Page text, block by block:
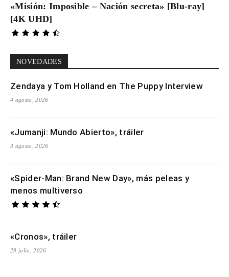
«Misión: Imposible – Nación secreta» [Blu-ray]
[4K UHD]
NOVEDADES
Zendaya y Tom Holland en The Puppy Interview
4 agosto, 2026
«Jumanji: Mundo Abierto», tráiler
3 agosto, 2026
«Spider-Man: Brand New Day», más peleas y
menos multiverso
«Cronos», tráiler
29 julio, 2026